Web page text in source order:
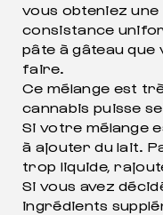
vous obteniez une
consistance
pâte à gâteau que
faire.
Ce mélange est
cannabis puisse
Si votre mélange
à ajouter du lait.
trop liquide,
Si vous avez
ingrédients